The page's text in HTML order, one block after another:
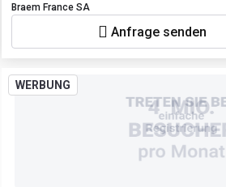
Braem France SA
Anfrage senden
WERBUNG